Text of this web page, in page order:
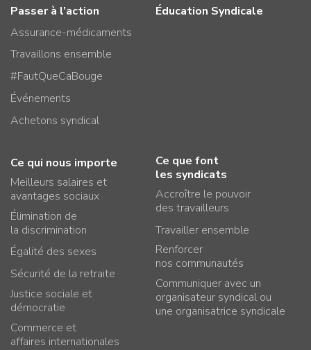
Passer à l’action
Assurance-médicaments
Travaillons ensemble
#FautQueCaBouge
Événements
Achetons syndical
Éducation Syndicale
Ce qui nous importe
Meilleurs salaires et
avantages sociaux
Élimination de
la discrimination
Égalité des sexes
Sécurité de la retraite
Justice sociale et
démocratie
Commerce et
affaires internationales
Ce que font
les syndicats
Accroître le pouvoir
des travailleurs
Travailler ensemble
Renforcer
nos communautés
Communiquer avec un
organisateur syndical ou
une organisatrice syndicale